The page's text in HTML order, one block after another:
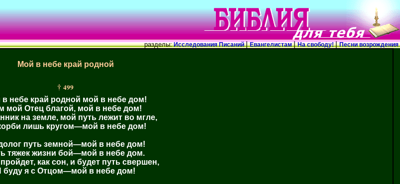
разделы:Исследования Писаний|Евангелистам|На свободу!|Песни возрождения
Мой в небе край родной
† 499
в небе край родной мой в небе дом!
мой Отец благой, мой в небе дом!
на земле, мой путь лежит во мгле,
лишь кругом—мой в небе дом!
путь земной—мой в небе дом!
тяжек жизни бой—мой в небе дом.
как сон, и будет путь свершен,
буду я с Отцом—мой в небе дом!